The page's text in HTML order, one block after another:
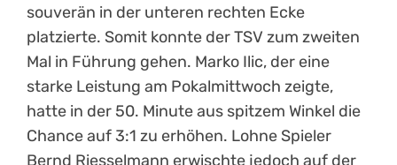
souverän in der unteren rechten Ecke
platzierte. Somit konnte der TSV zum zweiten
Mal in Führung gehen. Marko Ilic, der eine
starke Leistung am Pokalmittwoch zeigte,
hatte in der 50. Minute aus spitzem Winkel die
Chance auf 3:1 zu erhöhen. Lohne Spieler
Bernd Riesselmann erwischte jedoch auf der